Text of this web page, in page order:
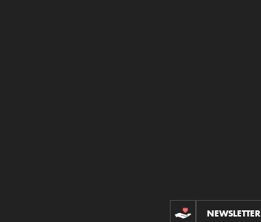
CONTRIBUCIONES
NEWSLETTER